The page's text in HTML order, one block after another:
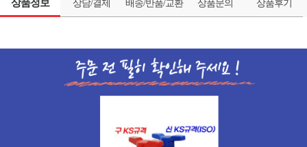
상품정보 상담/결제 배송/반품/교환 상품문의 상품후기